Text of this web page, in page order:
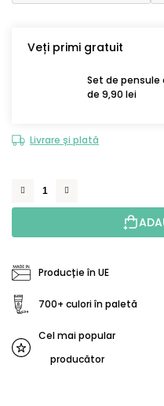
Veți primi gratuit
Set de pensule
de 9,90 lei
Livrare și plată
Producție în UE
700+ culori în paletă
Cel mai popular
producător